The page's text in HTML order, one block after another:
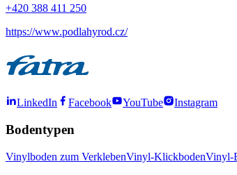
+420 388 411 250
https://www.podlahyrod.cz/
LinkedIn Facebook YouTube Instagram
Bodentypen
Vinylboden zum VerklebenVinyl-KlickbodenVinyl-